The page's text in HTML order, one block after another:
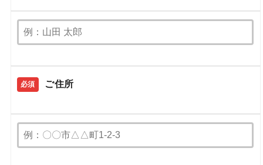
必須 ご住所